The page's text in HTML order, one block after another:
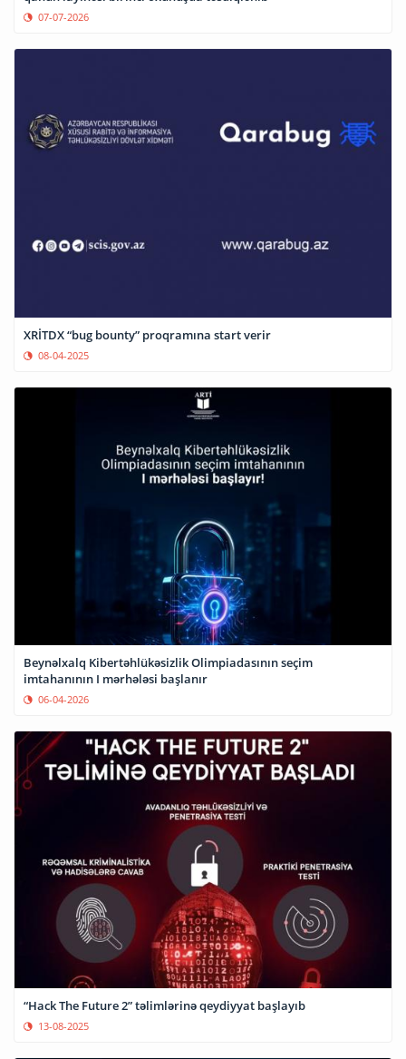
07-07-2026
XRİTDX “bug bounty” proqramına start verir
08-04-2025
Beynəlxalq Kibertəhlükəsizlik Olimpiadasının seçim
imtahanının I mərhələsi başlanır
06-04-2026
“Hack The Future 2” təlimlərinə qeydiyyat başlayıb
13-08-2025